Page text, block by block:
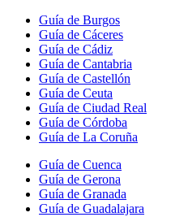
Guía de Burgos
Guía de Cáceres
Guía de Cádiz
Guía de Cantabria
Guía de Castellón
Guía de Ceuta
Guía de Ciudad Real
Guía de Córdoba
Guía de La Coruña
Guía de Cuenca
Guía de Gerona
Guía de Granada
Guía de Guadalajara